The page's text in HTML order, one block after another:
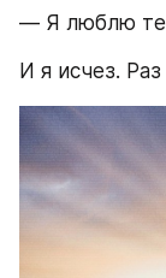
― Я люблю
И я исчез.